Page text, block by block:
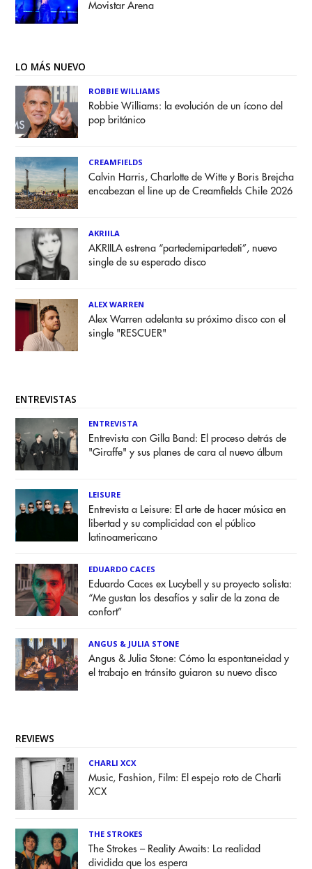
Movistar Arena
LO MÁS NUEVO
ROBBIE WILLIAMS
Robbie Williams: la evolución de un ícono del
pop británico
CREAMFIELDS
Calvin Harris, Charlotte de Witte y Boris Brejcha
encabezan el line up de Creamfields Chile 2026
AKRIILA
AKRIILA estrena “partedemipartedeti”, nuevo
single de su esperado disco
ALEX WARREN
Alex Warren adelanta su próximo disco con el
single "RESCUER"
ENTREVISTAS
ENTREVISTA
Entrevista con Gilla Band: El proceso detrás de
"Giraffe" y sus planes de cara al nuevo álbum
LEISURE
Entrevista a Leisure: El arte de hacer música en
libertad y su complicidad con el público
latinoamericano
EDUARDO CACES
Eduardo Caces ex Lucybell y su proyecto solista:
“Me gustan los desafíos y salir de la zona de
confort”
ANGUS & JULIA STONE
Angus & Julia Stone: Cómo la espontaneidad y
el trabajo en tránsito guiaron su nuevo disco
REVIEWS
CHARLI XCX
Music, Fashion, Film: El espejo roto de Charli
XCX
THE STROKES
The Strokes – Reality Awaits: La realidad
dividida que los espera